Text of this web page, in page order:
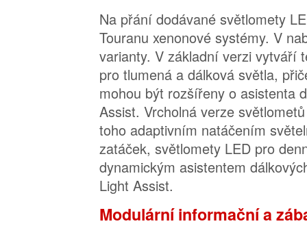
Na přání dodávané světlomety
Touranu xenonové systémy. V
varianty. V základní verzi vytváří
pro tlumená a dálková světla,
mohou být rozšířeny o asistenta
Assist. Vrcholná verze
toho adaptivním natáčením
zatáček, světlomety LED pro
dynamickým asistentem
Light Assist.
Modulární informační a